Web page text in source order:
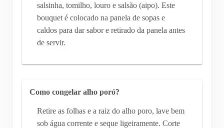
salsinha, tomilho, louro e salsão (aipo). Este
bouquet é colocado na panela de sopas e
caldos para dar sabor e retirado da panela antes
de servir.
Como congelar alho poró?
Retire as folhas e a raiz do alho poro, lave bem
sob água corrente e seque ligeiramente. Corte